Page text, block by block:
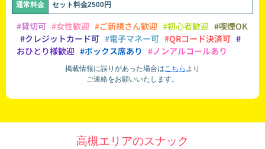
通常料金 セット料金2500円
#貸切可 #女性歓迎 #ご新規さん歓迎 #初心者歓迎 #喫煙OK
#クレジットカード可 #電子マネー可 #QRコード決済可 #
おひとり様歓迎 #ボックス席あり #ノンアルコールあり
掲載情報に誤りがあった場合はこちら より
ご連絡をお願いいたします。
高槻エリアのスナック